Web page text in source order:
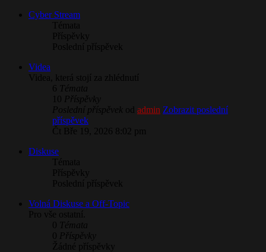
Cyber Stream
Témata
Příspěvky
Poslední příspěvek
Videa
Videa, která stojí za zhlédnutí
6 Témata
10 Příspěvky
Poslední příspěvek od admin Zobrazit poslední
příspěvek
Čt Bře 19, 2026 8:02 pm
Diskuse
Témata
Příspěvky
Poslední příspěvek
​Volná Diskuse a Off-Topic
Pro vše ostatní.
0 Témata
0 Příspěvky
Žádné příspěvky